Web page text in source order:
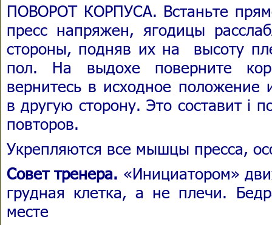
ПОВОРОТ КОРПУСА. Встаньте
пресс напряжен, ягодицы
стороны, подняв их на высоту
пол. На выдохе поверните
вернитесь в исходное
в другую сторону. Это составит i
повторов.
Укрепляются все мышцы пресса,
Совет тренера. «Инициатором»
грудная клетка, а не плечи.
месте